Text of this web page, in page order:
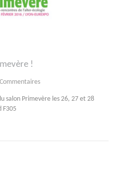
!
salon Primevère les 26, 27 et 28
F305